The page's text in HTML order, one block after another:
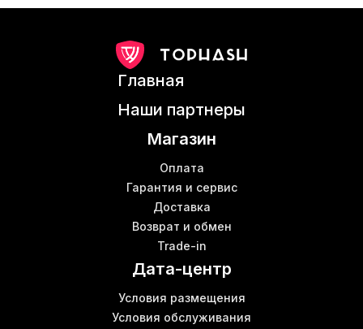
Чип асик
Цены wi fi роутер
Коммутатор стоимость
Купить аппаратный криптокошелек
Асик на водяном охлаждении купить
Шумопоглощающий бокс для асика
Лучший асик для эфира
Асик antminer z15
Главная
Наши партнеры
Магазин
Оплата
Гарантия и сервис
Доставка
Возврат и обмен
Trade-in
Дата-центр
Условия размещения
Условия обслуживания